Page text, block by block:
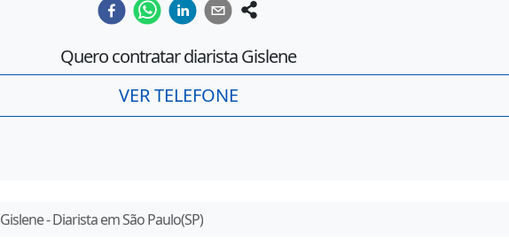
Quero contratar diaristaGislene
VER TELEFONE
Gislene- Diarista emSão Paulo(SP)